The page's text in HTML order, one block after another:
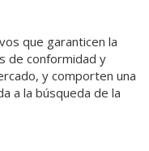
que garanticen la
de conformidad y
y comporten una
a la búsqueda de la